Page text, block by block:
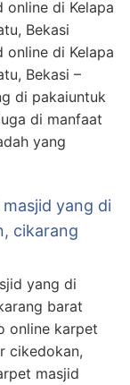
online di Kelapa
Bekasi
online di Kelapa
Bekasi –
di pakaiuntuk
di manfaat
yang
yang di
cikarang
yang di
barat
online karpet
cikedokan,
masjid